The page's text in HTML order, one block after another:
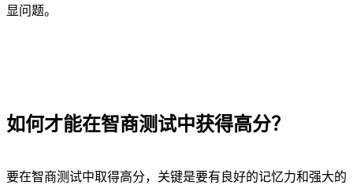
显问题。
如何才能在智商测试中获得高分？
要在智商测试中取得高分，关键是要有良好的记忆力和强大的